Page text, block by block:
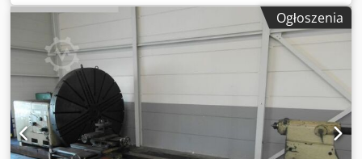
toczenia w wybraniu: 1450 mm Tarcza czołowa: 1000 mm
Długość wybrania: 150 - 650 mm Przelot wrzeciona: 80 mm
Obroty wrzeciona: 4,25 - 190 obr./min Posuwy: 0,05-2,8 /
0,03 - 1,7 mm/obr. Csdpfsyq Smpjx Akwjrf Silnik główny: 11
kW Średnica obrotu: 1450 mm Zapotrzebowanie mocy
całkowitej: 13 kW Waga maszyny ok. 6 t Zapotrzebowanie
na miejsce ok. 3,1 x 1,3 x 1,6 m
Ogłoszenia